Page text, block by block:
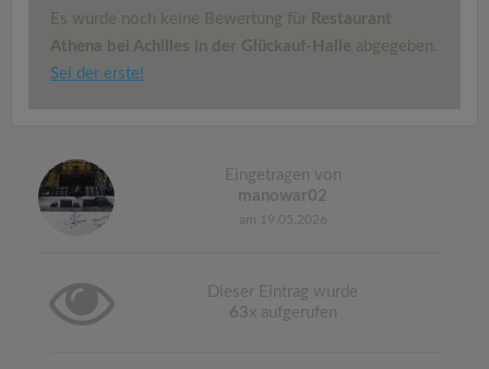
Es wurde noch keine Bewertung für Restaurant
Athena bei Achilles in der Glückauf-Halle abgegeben.
Sei der erste!
Eingetragen von
manowar02
am 19.05.2026
Dieser Eintrag wurde
63x aufgerufen